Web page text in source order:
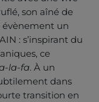
son aîné de
évènement un
: s’inspirant du
ce
la-fa. À un
dans
transition en